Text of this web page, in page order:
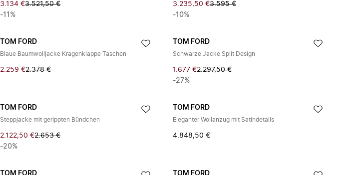
3.134 €3.521,50 €
-11%
3.235,50 €3.595 €
-10%
TOM FORD
Blaue Baumwolljacke Kragenklappe Taschen
2.259 €2.378 €
TOM FORD
Schwarze Jacke Split Design
1.677 €2.297,50 €
-27%
TOM FORD
Steppjacke mit gerippten Bündchen
2.122,50 €2.653 €
-20%
TOM FORD
Eleganter Wollanzug mit Satindetails
4.848,50 €
TOM FORD TOM FORD